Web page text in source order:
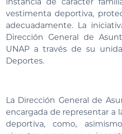
vestimenta deportiva,
adecuadamente. La
Dirección General de
UNAP a través de su
Deportes.
La Dirección General de
encargada de representar a
deportiva, como,